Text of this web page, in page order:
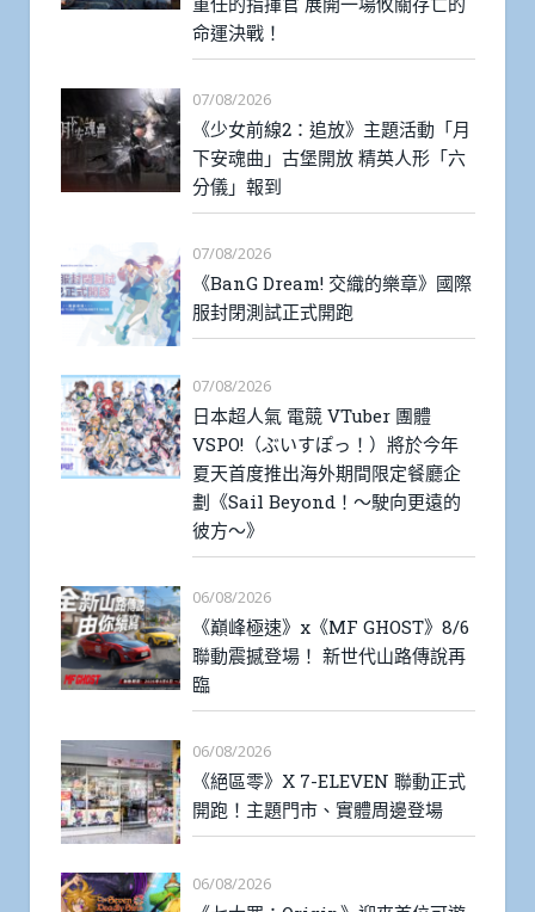
命運決戰！
07/08/2026
《少女前線2：追放》主題活動「月
下安魂曲」古堡開放 精英人形「六
分儀」報到
07/08/2026
《BanG Dream! 交織的樂章》國際
服封閉測試正式開跑
07/08/2026
日本超人氣 電競 VTuber 團體
VSPO!（ぶいすぽっ！）將於今年
夏天首度推出海外期間限定餐廳企
劃《Sail Beyond！～駛向更遠的
彼方～》
06/08/2026
《巔峰極速》x《MF GHOST》8/6
聯動震撼登場！ 新世代山路傳說再
臨
06/08/2026
《絕區零》X 7-ELEVEN 聯動正式
開跑！主題門市、實體周邊登場
06/08/2026